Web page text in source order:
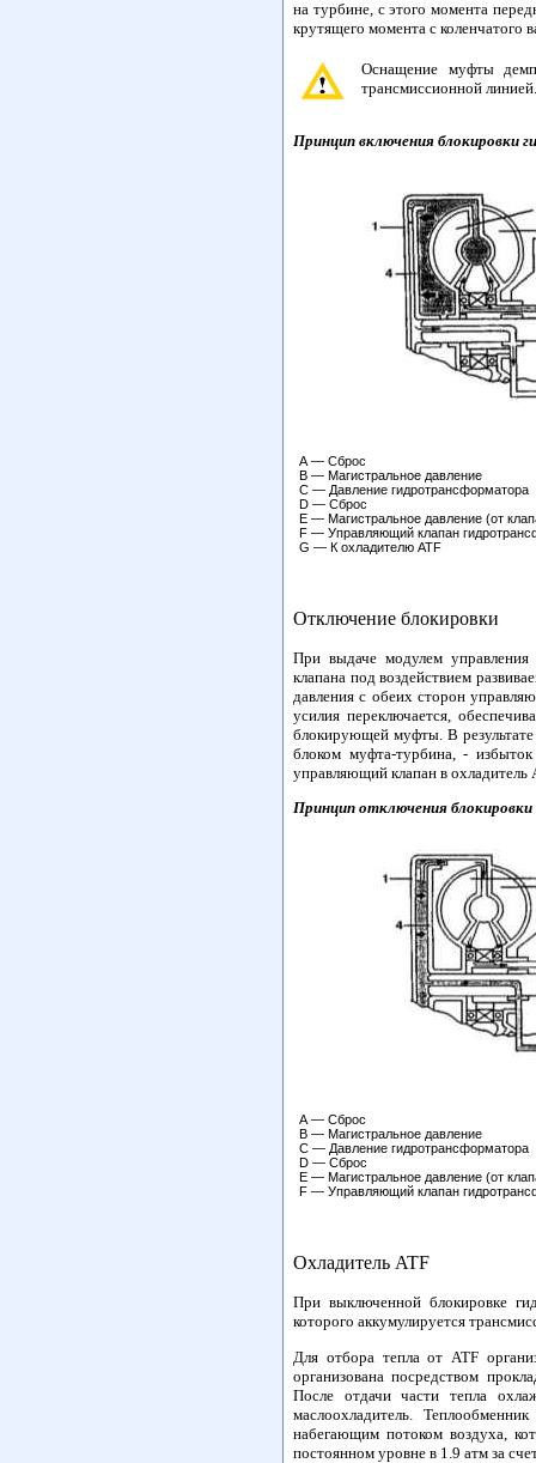
на турбине, с этого момента
крутящего момента с коленчатого
Оснащение муфты
трансмиссионной линией.
Принцип включения блокировки
А — Сброс
В — Магистральное давление
С — Давление гидротрансформатора
D — Сброс
Е — Магистральное давление (от
F — Управляющий клапан
G — К охладителю ATF
Отключение блокировки
При выдаче модулем управления
клапана под воздействием
давления с обеих сторон
усилия переключается,
блокирующей муфты. В
блоком муфта-турбина, -
управляющий клапан в охладитель
Принцип отключения
А — Сброс
В — Магистральное давление
С — Давление гидротрансформатора
D — Сброс
Е — Магистральное давление (от
F — Управляющий клапан
Охладитель ATF
При выключенной блокировке
которого аккумулируется
Для отбора тепла от ATF
организована посредством
После отдачи части тепла
маслоохладитель.
набегающим потоком воздуха,
постоянном уровне в 1.9 атм за